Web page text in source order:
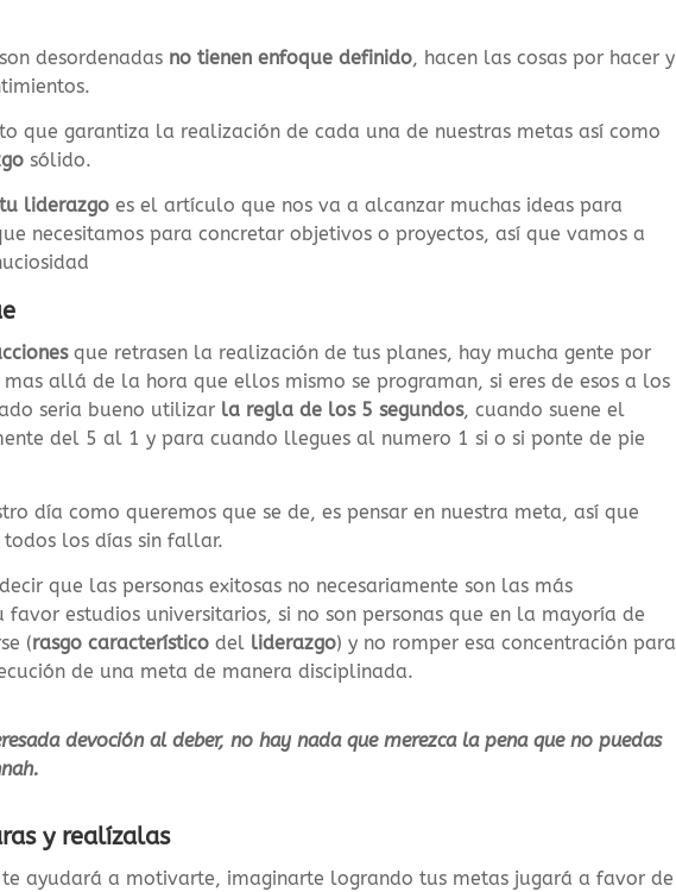
desordenadas no tienen enfoque definido, hacen las cosas por hacer y
que garantiza la realización de cada una de nuestras metas así como
sólido.
liderazgo es el artículo que nos va a alcanzar muchas ideas para
necesitamos para concretar objetivos o proyectos, así que vamos a
que retrasen la realización de tus planes, hay mucha gente por
allá de la hora que ellos mismo se programan, si eres de esos a los
seria bueno utilizar la regla de los 5 segundos, cuando suene el
del 5 al 1 y para cuando llegues al numero 1 si o si ponte de pie
día como queremos que se de, es pensar en nuestra meta, así que
los días sin fallar.
que las personas exitosas no necesariamente son las más
favor estudios universitarios, si no son personas que en la mayoría de
(rasgo característico del liderazgo) y no romper esa concentración para
de una meta de maneradisciplinada.
devoción al deber, no hay nada que merezca la pena que no puedas
y realízalas
ayudará a motivarte, imaginarte logrando tus metas jugará a favor de